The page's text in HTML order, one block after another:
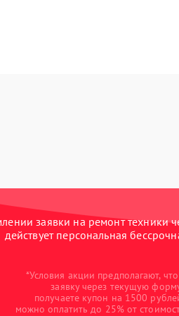
заявки на ремонт техники
действует персональная
*Условия акции предполагают,
заявку через текущую
получаете купон на 1500
можно оплатить до 25% от